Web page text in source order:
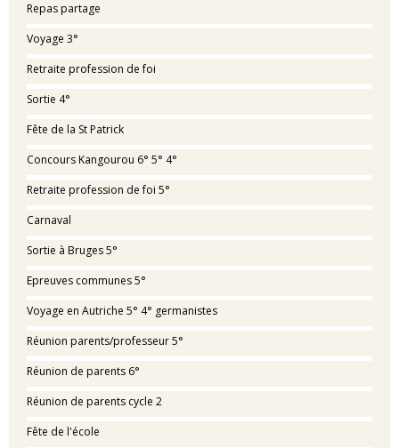
Repas partage
Voyage 3°
Retraite profession de foi
Sortie 4°
Fête de la St Patrick
Concours Kangourou 6° 5° 4°
Retraite profession de foi 5°
Carnaval
Sortie à Bruges 5°
Epreuves communes 5°
Voyage en Autriche 5° 4° germanistes
Réunion parents/professeur 5°
Réunion de parents 6°
Réunion de parents cycle 2
Fête de l'école